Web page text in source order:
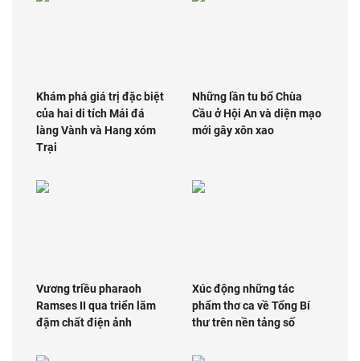
Khám phá giá trị đặc biệt
của hai di tích Mái đá
làng Vành và Hang xóm
Trại
Những lần tu bổ Chùa
Cầu ở Hội An và diện mạo
mới gây xôn xao
Vương triều pharaoh
Ramses II qua triển lãm
đậm chất điện ảnh
Xúc động những tác
phẩm thơ ca về Tổng Bí
thư trên nền tảng số